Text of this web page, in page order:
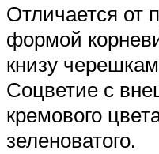
Отличается от
формой
книзу
Соцветие с
кремового
зеленоватого.